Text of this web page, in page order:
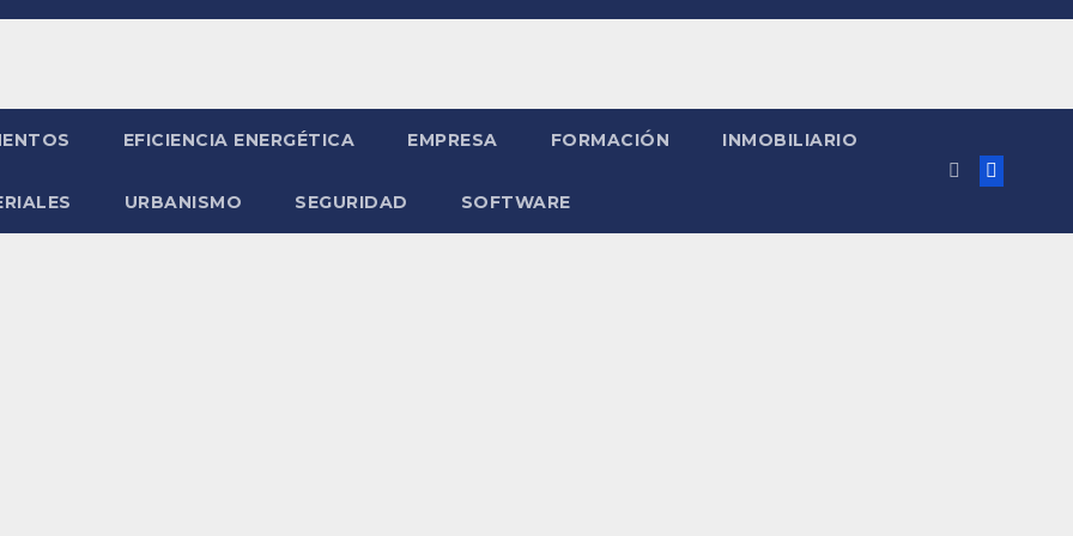
EFICIENCIA ENERGÉTICA EMPRESA FORMACIÓN INMOBILIARIO
URBANISMO SEGURIDAD SOFTWARE